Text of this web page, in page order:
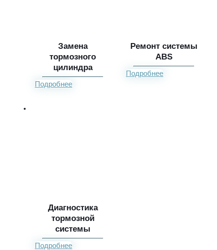
Замена
тормозного
цилиндра
Подробнее
Ремонт системы
ABS
Подробнее
Диагностика
тормозной
системы
Подробнее